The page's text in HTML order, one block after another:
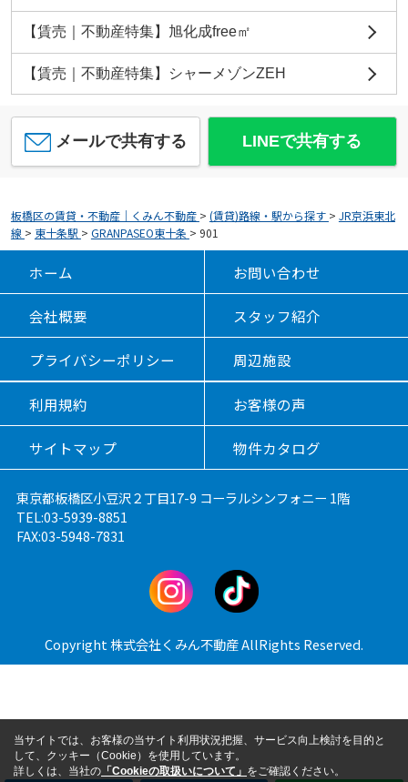
【賃売｜不動産特集】旭化成free㎡
【賃売｜不動産特集】シャーメゾンZEH
メールで共有する LINEで共有する
板橋区の賃貸・不動産｜くみん不動産 > (賃貸)路線・駅から探す > JR京浜東北
線 > 東十条駅 > GRANPASEO東十条 > 901
ホーム お問い合わせ
会社概要 スタッフ紹介
プライバシーポリシー 周辺施設
利用規約 お客様の声
サイトマップ 物件カタログ
東京都板橋区小豆沢２丁目17-9 コーラルシンフォニー 1階
TEL:03-5939-8851
FAX:03-5948-7831
Copyright 株式会社くみん不動産 AllRights Reserved.
当サイトでは、お客様の当サイト利用状況把握、サービス向上検討を目的と
して、クッキー（Cookie）を使用しています。
詳しくは、当社の 「Cookieの取扱いについて」 をご確認ください。